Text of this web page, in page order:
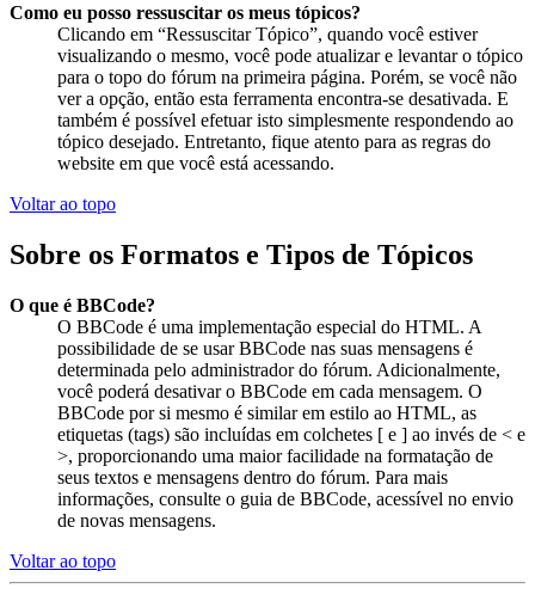
Como eu posso ressuscitar os meus tópicos?
Clicando em “Ressuscitar Tópico”, quando você estiver
visualizando o mesmo, você pode atualizar e levantar o tópico
para o topo do fórum na primeira página. Porém, se você não
ver a opção, então esta ferramenta encontra-se desativada. E
também é possível efetuar isto simplesmente respondendo ao
tópico desejado. Entretanto, fique atento para as regras do
website em que você está acessando.
Voltar ao topo
Sobre os Formatos e Tipos de Tópicos
O que é BBCode?
O BBCode é uma implementação especial do HTML. A
possibilidade de se usar BBCode nas suas mensagens é
determinada pelo administrador do fórum. Adicionalmente,
você poderá desativar o BBCode em cada mensagem. O
BBCode por si mesmo é similar em estilo ao HTML, as
etiquetas (tags) são incluídas em colchetes [ e ] ao invés de < e
>, proporcionando uma maior facilidade na formatação de
seus textos e mensagens dentro do fórum. Para mais
informações, consulte o guia de BBCode, acessível no envio
de novas mensagens.
Voltar ao topo